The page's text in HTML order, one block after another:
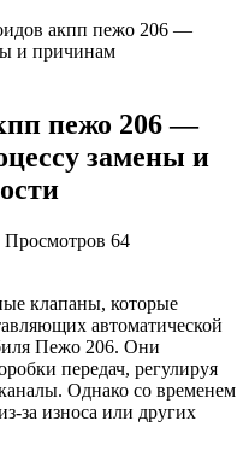
акпп пежо 206 —
и причинам
пежо 206 —
замены и
Просмотров 64
клапаны, которые
автоматической
Пежо 206. Они
передач, регулируя
Однако со временем
за износа или других